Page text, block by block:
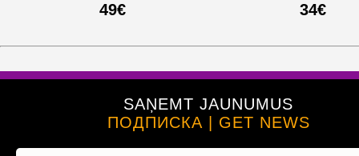
49€ 34€
SAŅEMT JAUNUMUS
ПОДПИСКА | GET NEWS